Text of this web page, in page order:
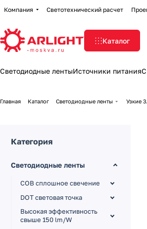
Компания Светотехнический расчет
Каталог
Светодиодные лентыИсточники питания
Главная Каталог Светодиодные ленты Узкие
Категория
Светодиодные ленты
COB сплошное свечение
DOT световая точка
Высокая эффективность
свыше 150 lm/W